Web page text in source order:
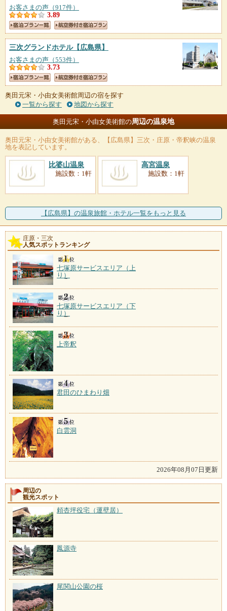
お客さまの声（917件）
3.89
三次グランドホテル【広島県】
お客さまの声（553件）
3.73
奥田元宋・小由女美術館周辺の宿を探す
一覧から探す
地図から探す
奥田元宋・小由女美術館の周辺の温泉地
奥田元宋・小由女美術館がある、【広島県】三次・庄原・帝釈峡の温泉
地を表記しています。
比婆山温泉
施設数：1軒
高宮温泉
施設数：1軒
【広島県】の温泉旅館・ホテル一覧をもっと見る
庄原・三次
人気スポットランキング
七塚原サービスエリア（上
り）
七塚原サービスエリア（下
り）
上帝釈
君田のひまわり畑
白雲洞
2026年08月07日更新
周辺の
観光スポット
頼杏坪役宅（運壁居）
鳳源寺
尾関山公園の桜